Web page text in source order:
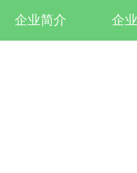
企业简介 企